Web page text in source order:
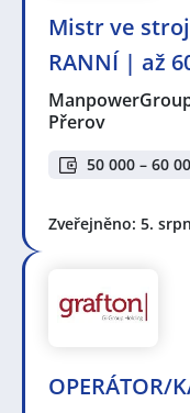
Mistr ve
RANNÍ | až
Přerov
50 000 – 60
Zveřejněno: 5.
OPERÁTOR/